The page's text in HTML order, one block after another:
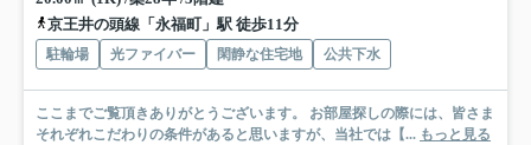
京王井の頭線「永福町」駅 徒歩11分
駐輪場 光ファイバー 閑静な住宅地 公共下水
ここまでご覧頂きありがとうございます。 お部屋探しの際には、皆さま
それぞれこだわりの条件があると思いますが、当社では【... もっと見る